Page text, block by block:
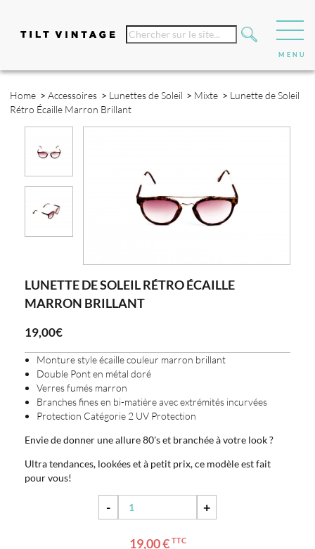
Home > Accessoires > Lunettes de Soleil > Mixte > Lunette de Soleil
Rétro Écaille Marron Brillant
LUNETTE DE SOLEIL RÉTRO ÉCAILLE
MARRON BRILLANT
19,00€
Monture style écaille couleur marron brillant
Double Pont en métal doré
Verres fumés marron
Branches fines en bi-matière avec extrémités incurvées
Protection Catégorie 2 UV Protection
Envie de donner une allure 80's et branchée à votre look ?
Ultra tendances, lookées et à petit prix, ce modèle est fait
pour vous!
- +
19,00 € TTC